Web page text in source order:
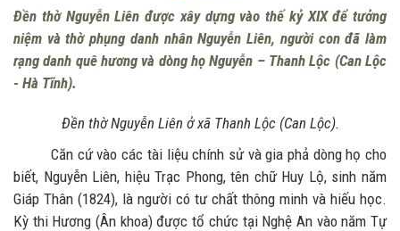
Đền thờ Nguyễn Liên được xây dựng vào thế kỷ XIX để tưởng
niệm và thờ phụng danh nhân Nguyễn Liên, người con đã làm
rạng danh quê hương và dòng họ Nguyễn – Thanh Lộc (Can Lộc
- Hà Tĩnh).
Đền thờ Nguyễn Liên ở xã Thanh Lộc (Can Lộc).
Căn cứ vào các tài liệu chính sử và gia phả dòng họ cho
biết, Nguyễn Liên, hiệu Trạc Phong, tên chữ Huy Lộ, sinh năm
Giáp Thân (1824), là người có tư chất thông minh và hiếu học.
Kỳ thi Hương (Ân khoa) được tổ chức tại Nghệ An vào năm Tự